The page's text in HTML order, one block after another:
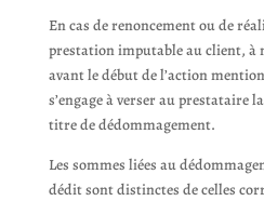
En cas de renoncement ou de
prestation imputable au client, à
avant le début de l’action
s’engage à verser au prestataire
titre de dédommagement.
Les sommes liées au
dédit sont distinctes de celles